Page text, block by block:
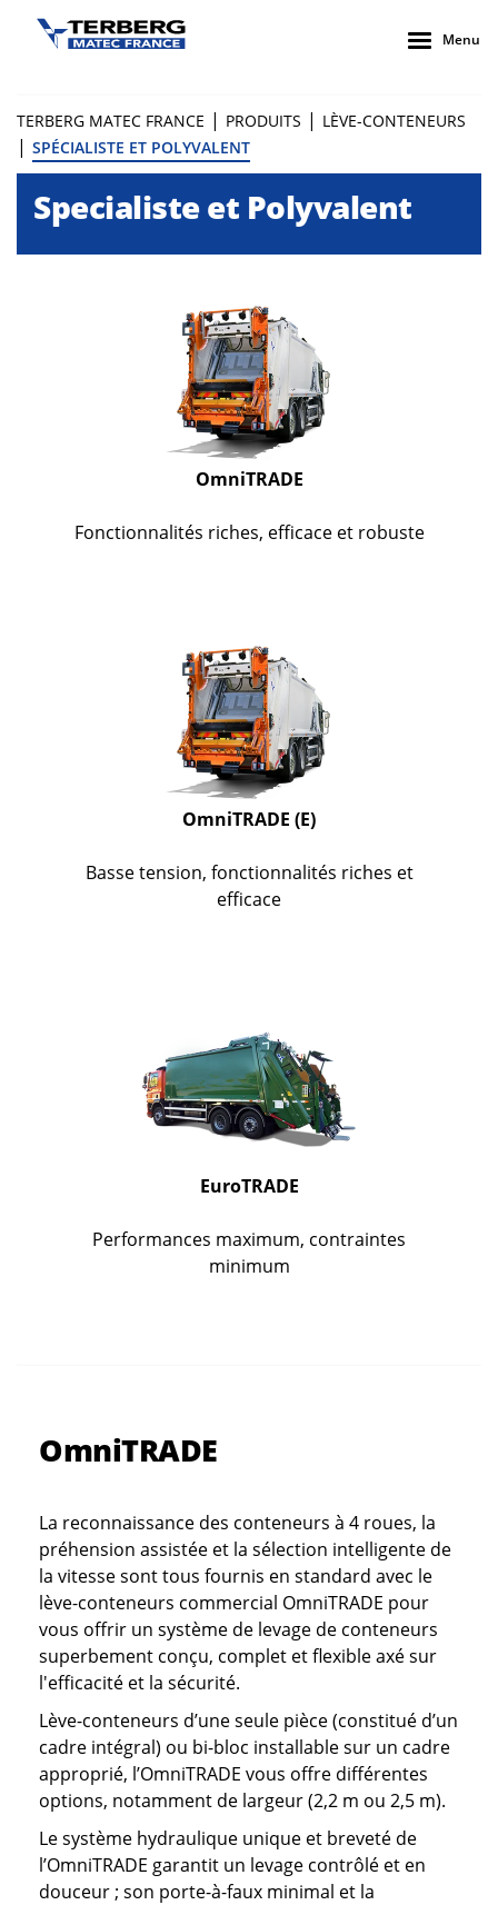
Menu
TERBERG MATEC FRANCE | PRODUITS | LÈVE-CONTENEURS
| SPÉCIALISTE ET POLYVALENT
Specialiste et Polyvalent
OmniTRADE
Fonctionnalités riches, efficace et robuste
OmniTRADE (E)
Basse tension, fonctionnalités riches et
efficace
EuroTRADE
Performances maximum, contraintes
minimum
OmniTRADE
La reconnaissance des conteneurs à 4 roues, la
préhension assistée et la sélection intelligente de
la vitesse sont tous fournis en standard avec le
lève-conteneurs commercial OmniTRADE pour
vous offrir un système de levage de conteneurs
superbement conçu, complet et flexible axé sur
l'efficacité et la sécurité.
Lève-conteneurs d’une seule pièce (constitué d’un
cadre intégral) ou bi-bloc installable sur un cadre
approprié, l’OmniTRADE vous offre différentes
options, notamment de largeur (2,2 m ou 2,5 m).
Le système hydraulique unique et breveté de
l’OmniTRADE garantit un levage contrôlé et en
douceur ; son porte-à-faux minimal et la